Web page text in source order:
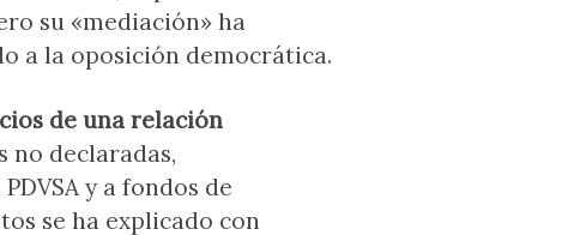
su «mediación» ha
a la oposición democrática.
de una relación
no declaradas,
y a fondos de
se ha explicado con